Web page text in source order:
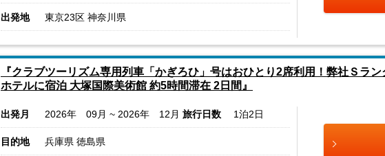
出発地 東京23区 神奈川県
『クラブツーリズム専用列車「かぎろひ」号はおひとり2席利用！弊社Ｓラ
ホテルに宿泊 大塚国際美術館 約5時間滞在 2日間』
出発月 2026年 09月 ~ 2026年 12月 旅行日数 1泊2日
目的地 兵庫県 徳島県